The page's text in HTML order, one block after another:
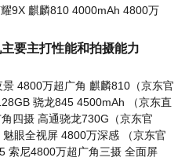
9X 麒麟810 4000mAh 4800万
要主打性能和拍摄能力
4800万超广角 麒麟810（京东官
骁龙845 4500mAh （京东直
四摄 高通骁龙730G（京东官
眼全视屏 4800万深感 （京东官
索尼4800万超广角三摄 全面屏